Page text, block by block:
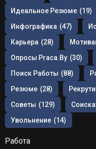
Идеальное Резюме (19)
Инфографика (47)
Карьера (28)
Опросы Praca.by (30)
Поиск Работы (88)
Резюме (28)
Советы (129)
Увольнение (14)
Работа